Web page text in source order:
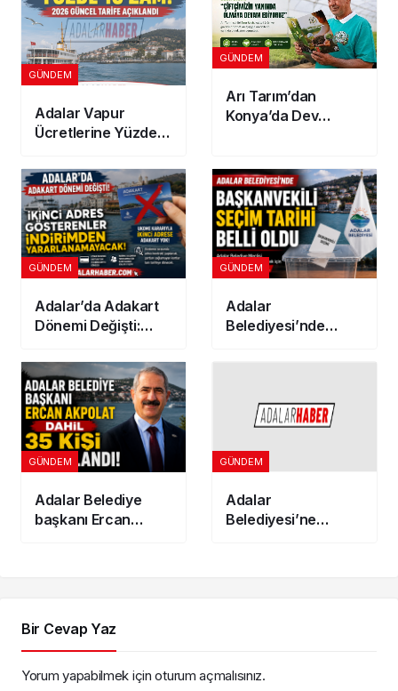
GÜNDEM
Adalar Vapur
Ücretlerine Yüzde
Güncel Tarife
Açıklandı
GÜNDEM
Arı Tarım’dan
Konya’da Dev
Jeotermal Sera
Kuruluyor
GÜNDEM
Adalar’da Adakart
Dönemi Değişti:
Gösterenler
İndirimden
Yararlanamayacak
GÜNDEM
Adalar
Belediyesi’nde
tarihi belli oldu
GÜNDEM
Adalar Belediye
başkanı Ercan
GÜNDEM
Adalar
Belediyesi’ne
Bir Cevap Yaz
Yorum yapabilmek içinoturum açmalısınız.